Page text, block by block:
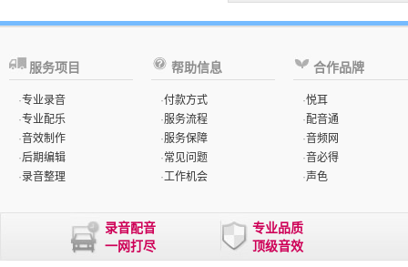
服务项目
·专业录音
·专业配乐
·音效制作
·后期编辑
·录音整理
帮助信息
·付款方式
·服务流程
·服务保障
·常见问题
·工作机会
合作品牌
·悦耳
·配音通
·音频网
·音必得
·声色
录音配音
一网打尽
专业品质
顶级音效